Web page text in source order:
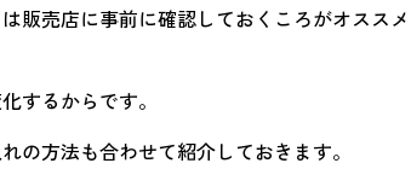
販売店に事前に確認しておくころがオススメ
するからです。
の方法も合わせて紹介しておきます。